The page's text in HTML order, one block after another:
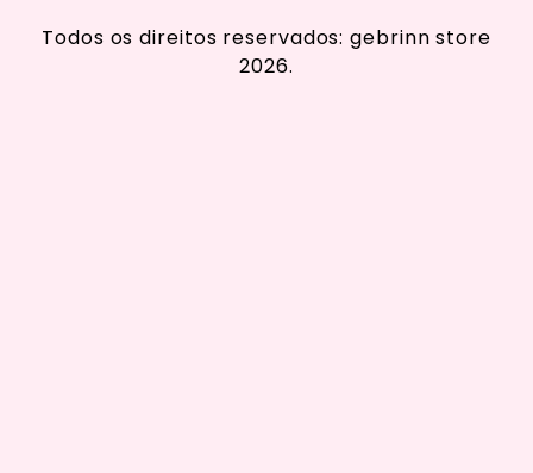
Todos os direitos reservados: gebrinn store
2026.